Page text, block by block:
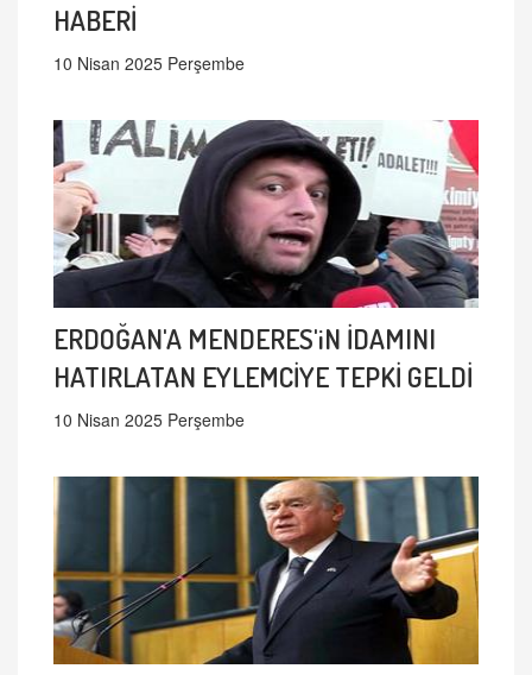
HABERİ
10 Nisan 2025 Perşembe
ERDOĞAN'A MENDERES'iN İDAMINI
HATIRLATAN EYLEMCİYE TEPKİ GELDİ
10 Nisan 2025 Perşembe